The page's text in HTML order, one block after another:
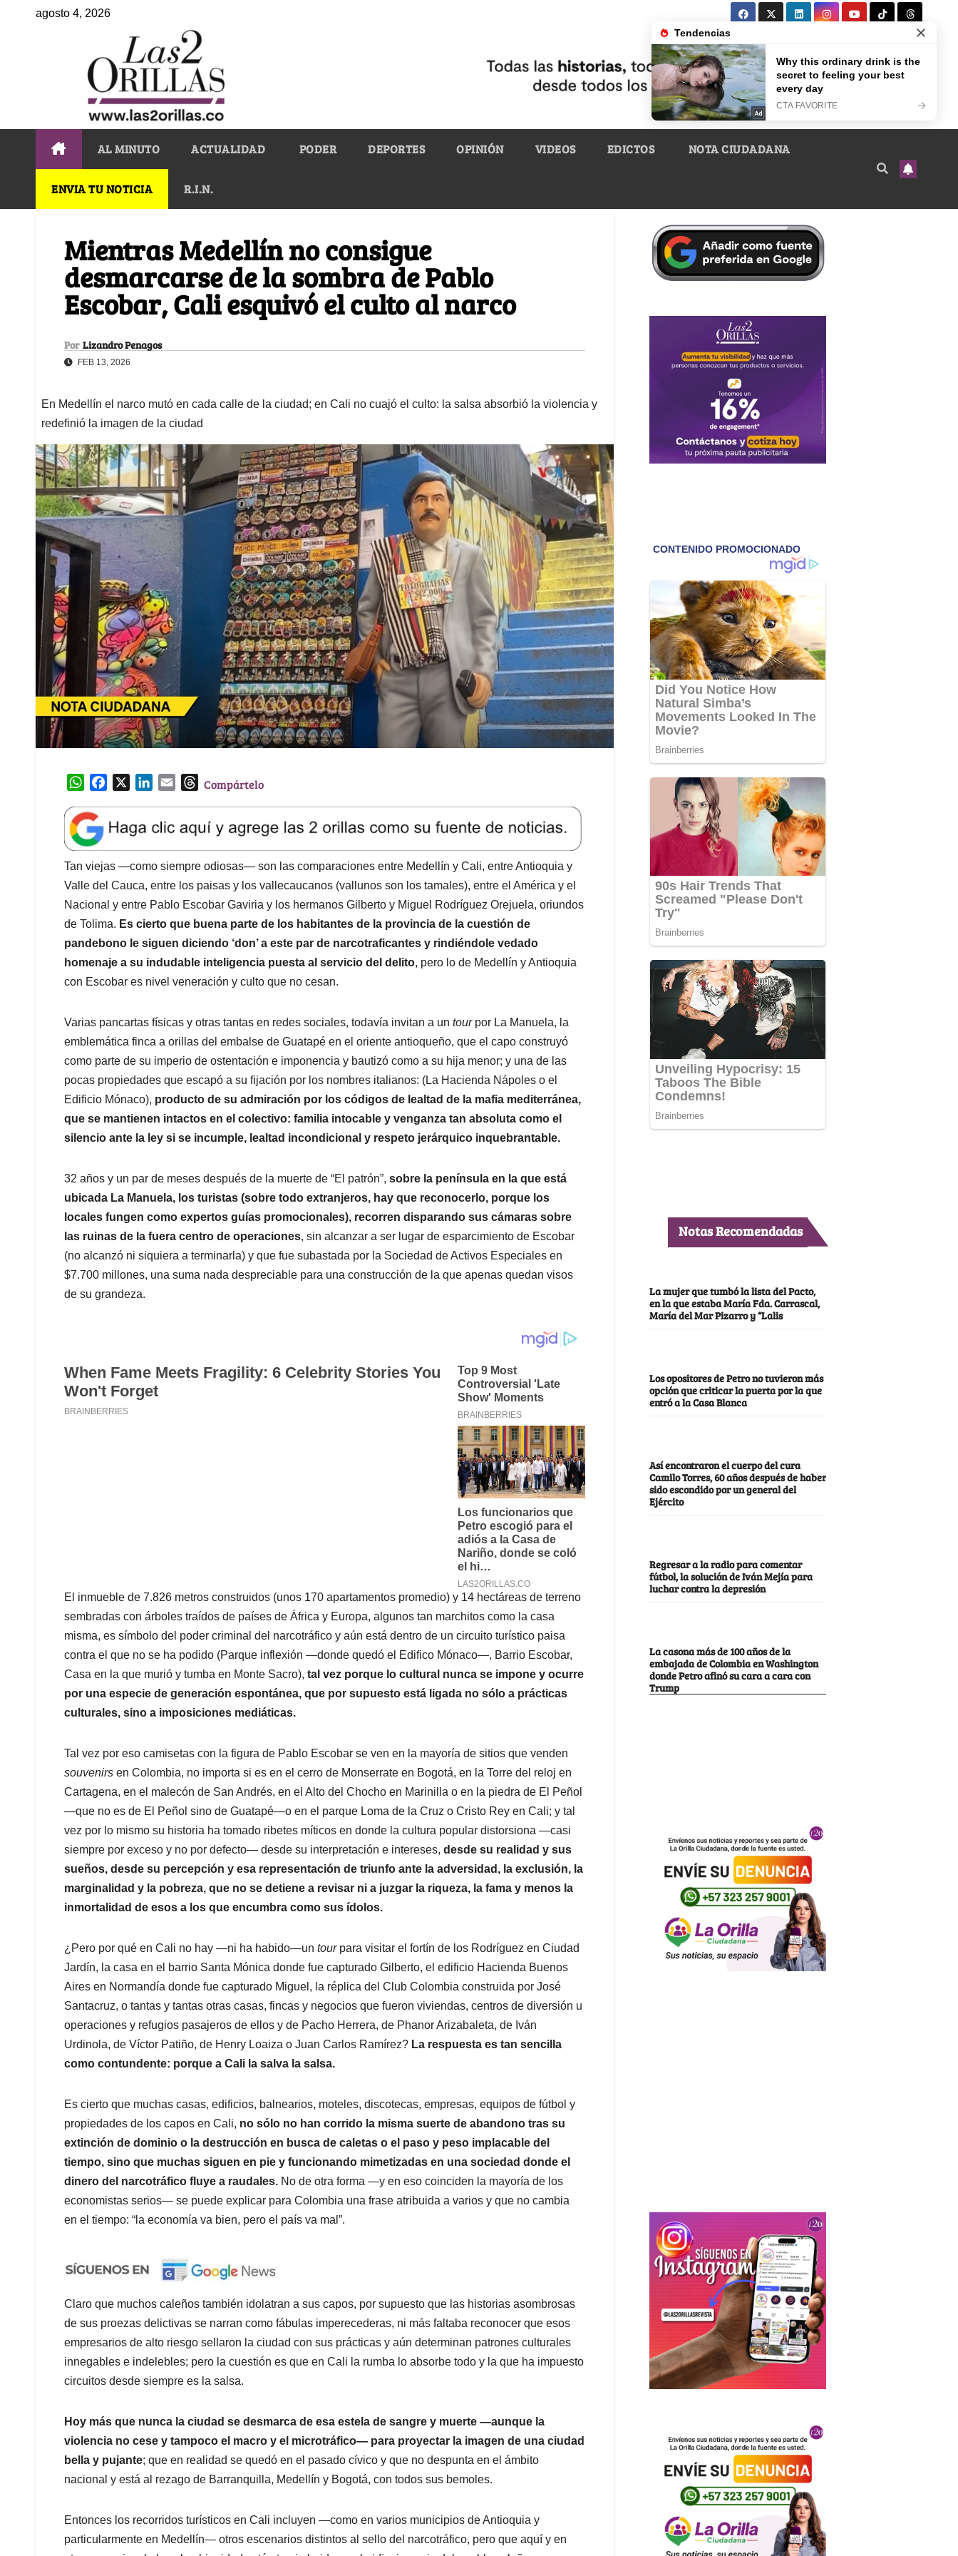
agosto 4, 2026
AL MINUTO ACTUALIDAD PODER DEPORTES OPINIÓN VIDEOS EDICTOS NOTA CIUDADANA
ENVIA TU NOTICIA R.I.N.
Mientras Medellín no consigue
desmarcarse de la sombra de Pablo
Escobar, Cali esquivó el culto al narco
Por Lizandro Penagos
FEB 13, 2026
En Medellín el narco mutó en cada calle de la ciudad; en Cali no cuajó el culto: la salsa absorbió la violencia y
redefinió la imagen de la ciudad
W
a
t
s
A
p
p
e
b
o
o
k
k
e
d
I
n
l
T
e
a
d
s
Compártelo
Tan viejas —como siempre odiosas— son las comparaciones entre Medellín y Cali, entre Antioquia y
Valle del Cauca, entre los paisas y los vallecaucanos (vallunos son los tamales), entre el América y el
Nacional y entre Pablo Escobar Gaviria y los hermanos Gilberto y Miguel Rodríguez Orejuela, oriundos
de Tolima. Es cierto que buena parte de los habitantes de la provincia de la cuestión de
pandebono le siguen diciendo ‘don’ a este par de narcotraficantes y rindiéndole vedado
homenaje a su indudable inteligencia puesta al servicio del delito, pero lo de Medellín y Antioquia
con Escobar es nivel veneración y culto que no cesan.
Varias pancartas físicas y otras tantas en redes sociales, todavía invitan a un tour por La Manuela, la
emblemática finca a orillas del embalse de Guatapé en el oriente antioqueño, que el capo construyó
como parte de su imperio de ostentación e imponencia y bautizó como a su hija menor; y una de las
pocas propiedades que escapó a su fijación por los nombres italianos: (La Hacienda Nápoles o el
Edificio Mónaco), producto de su admiración por los códigos de lealtad de la mafia mediterránea,
que se mantienen intactos en el colectivo: familia intocable y venganza tan absoluta como el
silencio ante la ley si se incumple, lealtad incondicional y respeto jerárquico inquebrantable.
32 años y un par de meses después de la muerte de “El patrón”, sobre la península en la que está
ubicada La Manuela, los turistas (sobre todo extranjeros, hay que reconocerlo, porque los
locales fungen como expertos guías promocionales), recorren disparando sus cámaras sobre
las ruinas de la fuera centro de operaciones, sin alcanzar a ser lugar de esparcimiento de Escobar
(no alcanzó ni siquiera a terminarla) y que fue subastada por la Sociedad de Activos Especiales en
$7.700 millones, una suma nada despreciable para una construcción de la que apenas quedan visos
de su grandeza.
El inmueble de 7.826 metros construidos (unos 170 apartamentos promedio) y 14 hectáreas de terreno
sembradas con árboles traídos de países de África y Europa, algunos tan marchitos como la casa
misma, es símbolo del poder criminal del narcotráfico y aún está dentro de un circuito turístico paisa
contra el que no se ha podido (Parque inflexión —donde quedó el Edifico Mónaco—, Barrio Escobar,
Casa en la que murió y tumba en Monte Sacro), tal vez porque lo cultural nunca se impone y ocurre
por una especie de generación espontánea, que por supuesto está ligada no sólo a prácticas
culturales, sino a imposiciones mediáticas.
Tal vez por eso camisetas con la figura de Pablo Escobar se ven en la mayoría de sitios que venden
souvenirs en Colombia, no importa si es en el cerro de Monserrate en Bogotá, en la Torre del reloj en
Cartagena, en el malecón de San Andrés, en el Alto del Chocho en Marinilla o en la piedra de El Peñol
—que no es de El Peñol sino de Guatapé—o en el parque Loma de la Cruz o Cristo Rey en Cali; y tal
vez por lo mismo su historia ha tomado ribetes míticos en donde la cultura popular distorsiona —casi
siempre por exceso y no por defecto— desde su interpretación e intereses, desde su realidad y sus
sueños, desde su percepción y esa representación de triunfo ante la adversidad, la exclusión, la
marginalidad y la pobreza, que no se detiene a revisar ni a juzgar la riqueza, la fama y menos la
inmortalidad de esos a los que encumbra como sus ídolos.
¿Pero por qué en Cali no hay —ni ha habido—un tourpara visitar el fortín de los Rodríguez en Ciudad
Jardín, la casa en el barrio Santa Mónica donde fue capturado Gilberto, el edificio Hacienda Buenos
Aires en Normandía donde fue capturado Miguel, la réplica del Club Colombia construida por José
Santacruz, o tantas y tantas otras casas, fincas y negocios que fueron viviendas, centros de diversión u
operaciones y refugios pasajeros de ellos y de Pacho Herrera, de Phanor Arizabaleta, de Iván
Urdinola, de Víctor Patiño, de Henry Loaiza o Juan Carlos Ramírez? La respuesta es tan sencilla
como contundente: porque a Cali la salva la salsa.
Es cierto que muchas casas, edificios, balnearios, moteles, discotecas, empresas, equipos de fútbol y
propiedades de los capos en Cali, no sólo no han corrido la misma suerte de abandono tras su
extinción de dominio o la destrucción en busca de caletas o el paso y peso implacable del
tiempo, sino que muchas siguen en pie y funcionando mimetizadas en una sociedad donde el
dinero del narcotráfico fluye a raudales. No de otra forma —y en eso coinciden la mayoría de los
economistas serios— se puede explicar para Colombia una frase atribuida a varios y que no cambia
en el tiempo: “la economía va bien, pero el país va mal”.
Claro que muchos caleños también idolatran a sus capos, por supuesto que las historias asombrosas
de sus proezas delictivas se narran como fábulas imperecederas, ni más faltaba reconocer que esos
empresarios de alto riesgo sellaron la ciudad con sus prácticas y aún determinan patrones culturales
innegables e indelebles; pero la cuestión es que en Cali la rumba lo absorbe todo y la que ha impuesto
circuitos desde siempre es la salsa.
Hoy más que nunca la ciudad se desmarca de esa estela de sangre y muerte —aunque la
violencia no cese y tampoco el macro y el microtráfico— para proyectar la imagen de una ciudad
bella y pujante; que en realidad se quedó en el pasado cívico y que no despunta en el ámbito
nacional y está al rezago de Barranquilla, Medellín y Bogotá, con todos sus bemoles.
Entonces los recorridos turísticos en Cali incluyen —como en varios municipios de Antioquia y
particularmente en Medellín— otros escenarios distintos al sello del narcotráfico, pero que aquí y en
Notas Recomendadas
La mujer que tumbó la lista del Pacto,
en la que estaba María Fda. Carrascal,
María del Mar Pizarro y “Lalis
Los opositores de Petro no tuvieron más
opción que criticar la puerta por la que
entró a la Casa Blanca
Así encontraron el cuerpo del cura
Camilo Torres, 60 años después de haber
sido escondido por un general del
Ejército
Regresar a la radio para comentar
fútbol, la solución de Iván Mejía para
luchar contra la depresión
La casona más de 100 años de la
embajada de Colombia en Washington
donde Petro afinó su cara a cara con
Trump